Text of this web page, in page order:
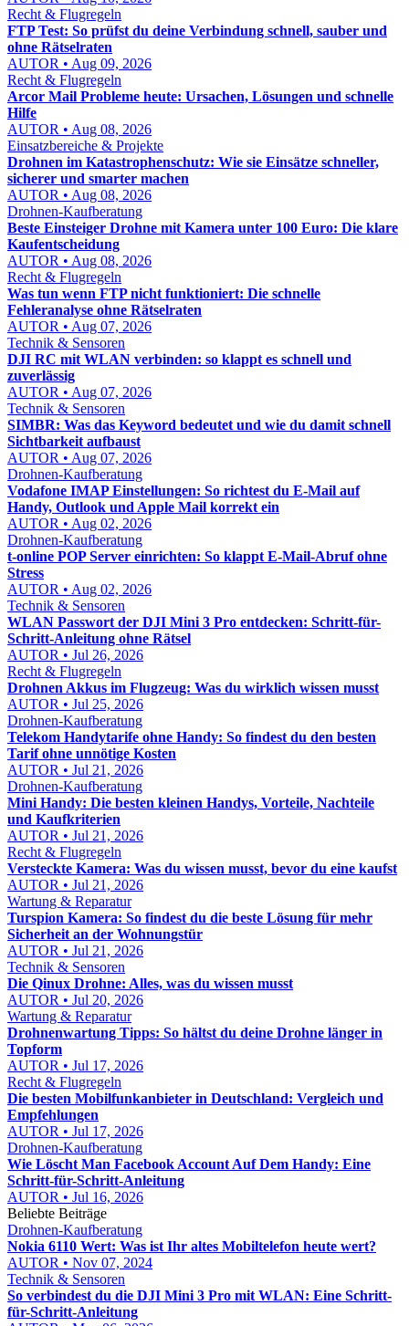
Recht & Flugregeln
FTP Test: So prüfst du deine Verbindung schnell, sauber und
ohne Rätselraten
AUTOR • Aug 09, 2026
Recht & Flugregeln
Arcor Mail Probleme heute: Ursachen, Lösungen und schnelle
Hilfe
AUTOR • Aug 08, 2026
Einsatzbereiche & Projekte
Drohnen im Katastrophenschutz: Wie sie Einsätze schneller,
sicherer und smarter machen
AUTOR • Aug 08, 2026
Drohnen-Kaufberatung
Beste Einsteiger Drohne mit Kamera unter 100 Euro: Die klare
Kaufentscheidung
AUTOR • Aug 08, 2026
Recht & Flugregeln
Was tun wenn FTP nicht funktioniert: Die schnelle
Fehleranalyse ohne Rätselraten
AUTOR • Aug 07, 2026
Technik & Sensoren
DJI RC mit WLAN verbinden: so klappt es schnell und
zuverlässig
AUTOR • Aug 07, 2026
Technik & Sensoren
SIMBR: Was das Keyword bedeutet und wie du damit schnell
Sichtbarkeit aufbaust
AUTOR • Aug 07, 2026
Drohnen-Kaufberatung
Vodafone IMAP Einstellungen: So richtest du E-Mail auf
Handy, Outlook und Apple Mail korrekt ein
AUTOR • Aug 02, 2026
Drohnen-Kaufberatung
t-online POP Server einrichten: So klappt E-Mail-Abruf ohne
Stress
AUTOR • Aug 02, 2026
Technik & Sensoren
WLAN Passwort der DJI Mini 3 Pro entdecken: Schritt-für-
Schritt-Anleitung ohne Rätsel
AUTOR • Jul 26, 2026
Recht & Flugregeln
Drohnen Akkus im Flugzeug: Was du wirklich wissen musst
AUTOR • Jul 25, 2026
Drohnen-Kaufberatung
Telekom Handytarife ohne Handy: So findest du den besten
Tarif ohne unnötige Kosten
AUTOR • Jul 21, 2026
Drohnen-Kaufberatung
Mini Handy: Die besten kleinen Handys, Vorteile, Nachteile
und Kaufkriterien
AUTOR • Jul 21, 2026
Recht & Flugregeln
Versteckte Kamera: Was du wissen musst, bevor du eine kaufst
AUTOR • Jul 21, 2026
Wartung & Reparatur
Turspion Kamera: So findest du die beste Lösung für mehr
Sicherheit an der Wohnungstür
AUTOR • Jul 21, 2026
Technik & Sensoren
Die Qinux Drohne: Alles, was du wissen musst
AUTOR • Jul 20, 2026
Wartung & Reparatur
Drohnenwartung Tipps: So hältst du deine Drohne länger in
Topform
AUTOR • Jul 17, 2026
Recht & Flugregeln
Die besten Mobilfunkanbieter in Deutschland: Vergleich und
Empfehlungen
AUTOR • Jul 17, 2026
Drohnen-Kaufberatung
Wie Löscht Man Facebook Account Auf Dem Handy: Eine
Schritt-für-Schritt-Anleitung
AUTOR • Jul 16, 2026
Beliebte Beiträge
Drohnen-Kaufberatung
Nokia 6110 Wert: Was ist Ihr altes Mobiltelefon heute wert?
AUTOR • Nov 07, 2024
Technik & Sensoren
So verbindest du die DJI Mini 3 Pro mit WLAN: Eine Schritt-
für-Schritt-Anleitung